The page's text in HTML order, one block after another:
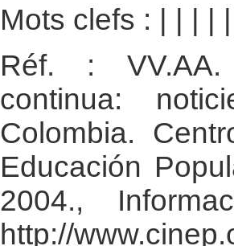
Mots clefs :
Réf. :
continua:
Colombia.
Educación
2004.,
http://